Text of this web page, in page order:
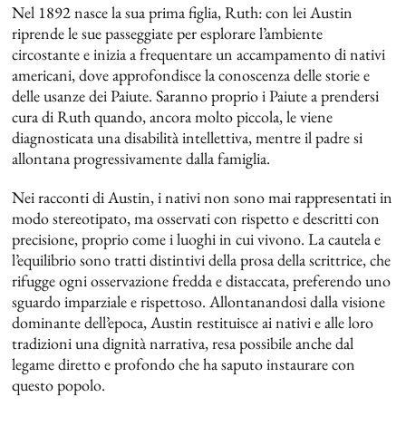
Nel 1892 nasce la sua prima figlia, Ruth: con lei Austin
riprende le sue passeggiate per esplorare l’ambiente
circostante e inizia a frequentare un accampamento di nativi
americani, dove approfondisce la conoscenza delle storie e
delle usanze dei Paiute. Saranno proprio i Paiute a prendersi
cura di Ruth quando, ancora molto piccola, le viene
diagnosticata una disabilità intellettiva, mentre il padre si
allontana progressivamente dalla famiglia.
Nei racconti di Austin, i nativi non sono mai rappresentati in
modo stereotipato, ma osservati con rispetto e descritti con
precisione, proprio come i luoghi in cui vivono. La cautela e
l’equilibrio sono tratti distintivi della prosa della scrittrice, che
rifugge ogni osservazione fredda e distaccata, preferendo uno
sguardo imparziale e rispettoso. Allontanandosi dalla visione
dominante dell’epoca, Austin restituisce ai nativi e alle loro
tradizioni una dignità narrativa, resa possibile anche dal
legame diretto e profondo che ha saputo instaurare con
questo popolo.